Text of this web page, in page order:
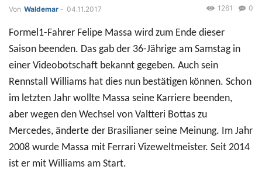
Von Waldemar - 04.11.2017 0
1261
Formel1-Fahrer Felipe Massa wird zum Ende dieser
Saison beenden. Das gab der 36-Jährige am Samstag in
einer Videobotschaft bekannt gegeben. Auch sein
Rennstall Williams hat dies nun bestätigen können. Schon
im letzten Jahr wollte Massa seine Karriere beenden,
aber wegen den Wechsel von Valtteri Bottas zu
Mercedes, änderte der Brasilianer seine Meinung. Im Jahr
2008 wurde Massa mit Ferrari Vizeweltmeister. Seit 2014
ist er mit Williams am Start.